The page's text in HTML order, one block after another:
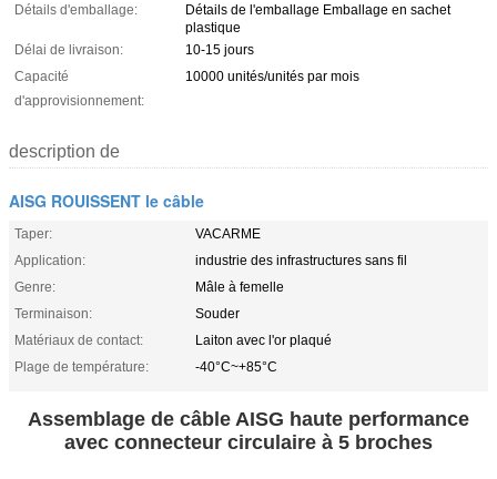
Détails d'emballage:
Détails de l'emballage Emballage en sachet
plastique
Délai de livraison:
10-15 jours
Capacité
d'approvisionnement:
10000 unités/unités par mois
description de
AISG ROUISSENT le câble
Taper:
VACARME
Application:
industrie des infrastructures sans fil
Genre:
Mâle à femelle
Terminaison:
Souder
Matériaux de contact:
Laiton avec l'or plaqué
Plage de température:
-40°C~+85°C
Assemblage de câble AISG haute performance
avec connecteur circulaire à 5 broches